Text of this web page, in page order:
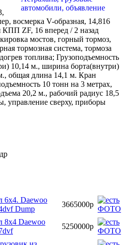
восмерка V-образная, 14,816
КПП ZF, 16 вперед / 2 назад
мостов, горный тормоз,
тормозная система, тормоза
топлива; Грузоподъемность
10,14 м., ширина борта(внутри)
общая длина 14,1 м. Кран
10 тонн на 3 метрах,
20,2 м., рабочий радиус 18,5
управление сверху, приборы
6x4. Daewoo
Dump
3665000р
8х4 Daewoo
5250000р